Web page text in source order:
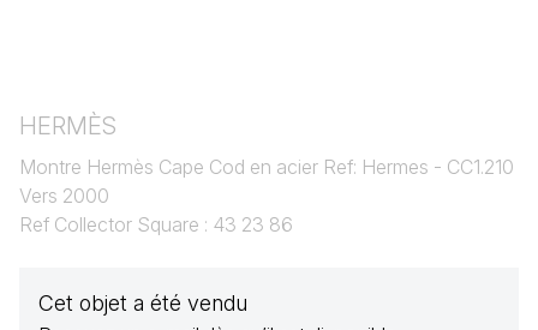
HERMÈS
Montre Hermès Cape Cod en acier Ref: Hermes - CC1.210
Vers 2000
Ref Collector Square : 43 23 86
Cet objet a été vendu